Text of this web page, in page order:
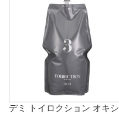
デミ トイロクション オキシ